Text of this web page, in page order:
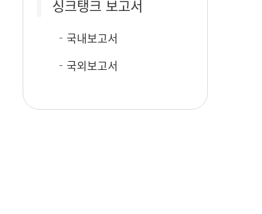
싱크탱크 보고서
국내보고서
국외보고서